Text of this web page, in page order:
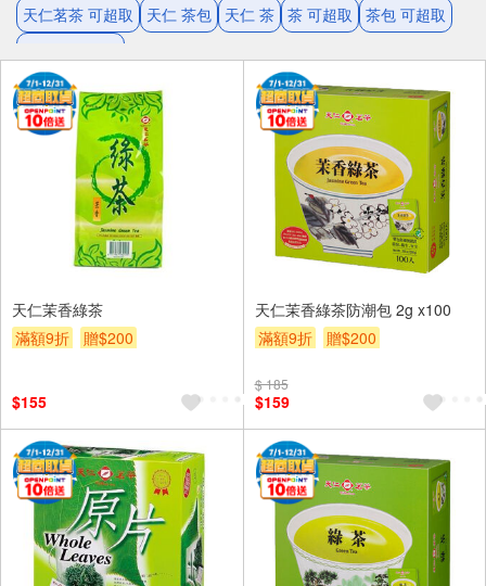
天仁茗茶 可超取
天仁 茶包 天仁 茶 茶 可超取
茶包 可超取
天仁茉香綠茶
滿額9折
贈$200
$155
天仁茉香綠茶防潮包 2g x100
滿額9折
贈$200
$ 185
$159